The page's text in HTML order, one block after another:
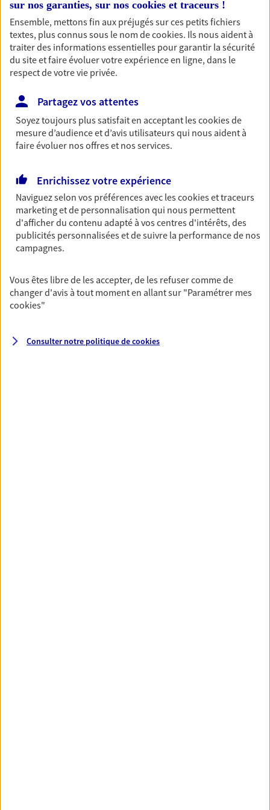
Découvrir les offres Épargne
Retraite
Préparez sereinement ce nouveau chapitre de
notre solution PER (Plan Epargne Retraite)
spécialement conçue pour la retraite.
Découvrir l'offre Retraite
Prévoyance
Pour un avenir serein, assurez-vous avec notre
contrat prévoyance. Préservez vos proches en cas
d'accident ou de maladie en optant pour les
garanties incapacité temporaire totale de travail,
invalidité ou de décès.
Santé
vous ressemble.
sur nos garanties, sur nos cookies et traceurs !
Ensemble, mettons fin aux préjugés sur ces petits fichiers
textes, plus connus sous le nom decookies. Ils nous aident à
traiter des informations essentielles pour garantir la sécurité
du site et faire évoluer votre expérience en ligne, dans le
respect de votre vie privée.
Partagez vos attentes
Soyez toujours plus satisfait en acceptant lescookiesde
mesure d’audience et d’avis utilisateurs qui nous aident à
faire évoluer nos offres et nos services.
Enrichissez votre expérience
Naviguez selon vos préférences avec lescookies et traceurs
marketing et de personnalisation qui nous permettent
d'afficher du contenu adapté à vos centres d'intérêts, des
publicités personnalisées et de suivre la performance de nos
campagnes.
Vous êtes libre de les accepter, de les refuser comme de
changer d'avis à tout moment en allant sur "Paramétrer mes
cookies"
Consulter notre politique decookies